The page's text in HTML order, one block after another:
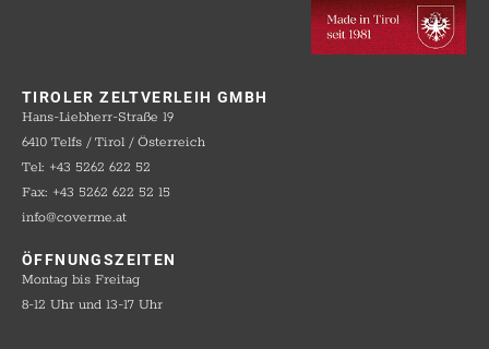
TIROLER ZELTVERLEIH GMBH
Hans-Liebherr-Straße 19
6410 Telfs / Tirol / Österreich
Tel: +43 5262 622 52
Fax: +43 5262 622 52 15
info@coverme.at
ÖFFNUNGSZEITEN
Montag bis Freitag
8-12 Uhr und 13-17 Uhr